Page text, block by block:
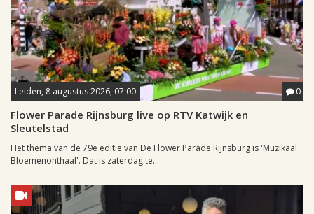
Leiden, 8 augustus 2026, 07:00 0
Flower Parade Rijnsburg live op RTV Katwijk en
Sleutelstad
Het thema van de 79e editie van De Flower Parade Rijnsburg is 'Muzikaal
Bloemenonthaal'. Dat is zaterdag te...